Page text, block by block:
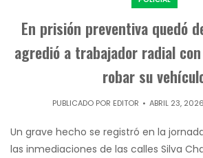
En prisión preventiva quedó
agredió a trabajador radial
robar su
PUBLICADO POR EDITOR ABRIL 23, 2026
Un grave hecho se registró en la
las inmediaciones de las calles Silva